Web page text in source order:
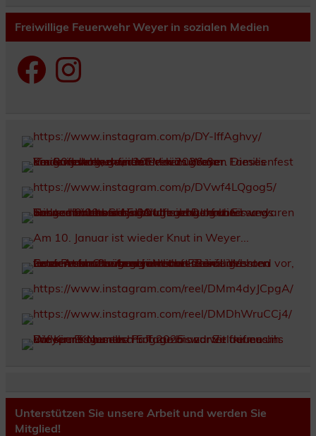
Freiwillige Feuerwehr Weyer in sozialen Medien
FacebookInstagram
Unterstützen Sie unsere Arbeit und werden Sie
Mitglied!